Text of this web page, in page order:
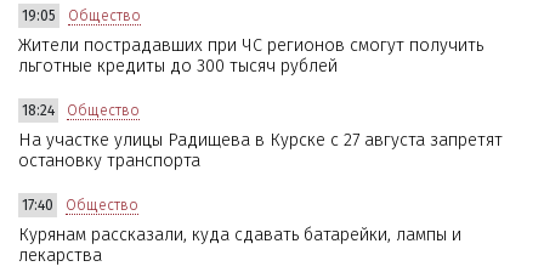
19:05 Общество
Жители пострадавших при ЧС регионов смогут получить
льготные кредиты до 300 тысяч рублей
18:24 Общество
На участке улицы Радищева в Курске с 27 августа запретят
остановку транспорта
17:40 Общество
Курянам рассказали, куда сдавать батарейки, лампы и
лекарства